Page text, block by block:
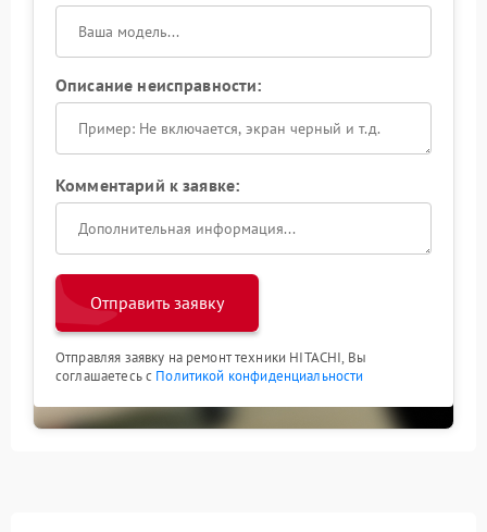
Описание неисправности:
Комментарий к заявке:
Отправить заявку
Отправляя заявку на ремонт техники HITACHI, Вы
соглашаетесь с Политикой конфиденциальности